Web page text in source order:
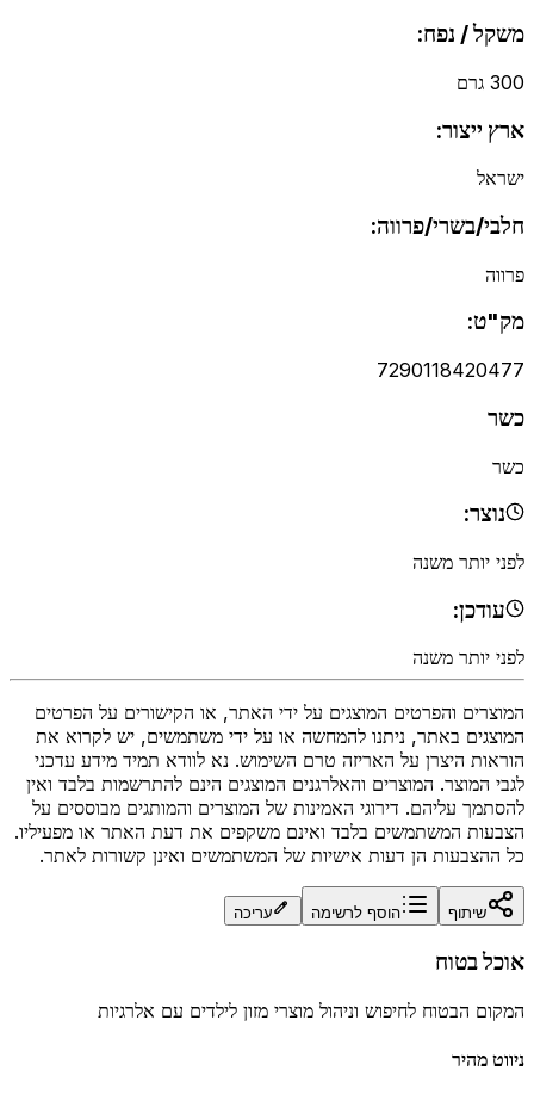
משקל / נפח:
300 גרם
ארץ ייצור:
ישראל
חלבי/בשרי/פרווה:
פרווה
מק"ט:
7290118420477
כשר
כשר
נוצר:
לפני יותר משנה
עודכן:
לפני יותר משנה
המוצרים והפרטים המוצגים על ידי האתר, או הקישורים על הפרטים
המוצגים באתר, ניתנו להמחשה או על ידי משתמשים, יש לקרוא את
הוראות היצרן על האריזה טרם השימוש. נא לוודא תמיד מידע עדכני
לגבי המוצר. המוצרים והאלרגנים המוצגים הינם להתרשמות בלבד ואין
להסתמך עליהם. דירוגי האמינות של המוצרים והמותגים מבוססים על
הצבעות המשתמשים בלבד ואינם משקפים את דעת האתר או מפעיליו.
כל ההצבעות הן דעות אישיות של המשתמשים ואינן קשורות לאתר.
שיתוף הוסף לרשימה עריכה
אוכל בטוח
המקום הבטוח לחיפוש וניהול מוצרי מזון לילדים עם אלרגיות
ניווט מהיר